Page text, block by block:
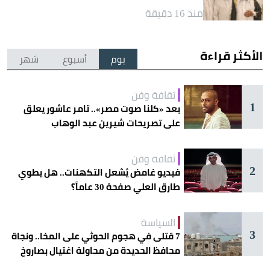
منذ 16 دقيقة
الأكثر قراءة يوم أسبوع شهر
1
ثقافة وفن
بعد «كلنا صوت مصر».. تامر عاشور يعلق
على تصريحات شيرين عبد الوهاب
2
ثقافة وفن
فيديو غامض يُشعل التكهنات.. هل يطوي
طارق العلي صفحة 30 عاماً؟
3
السياسة
7 قتلى في هجوم الحوثي على المخا.. ونجاة
محافظ الحديدة من محاولة اغتيال بصاروخ